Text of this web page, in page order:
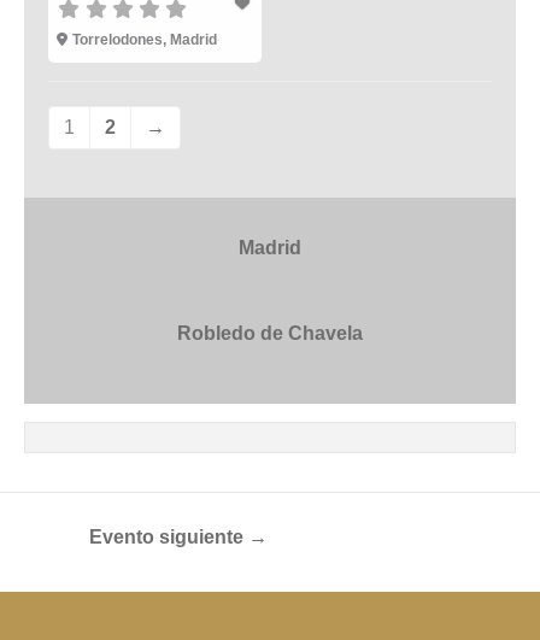
Torrelodones, Madrid
1 2 →
Madrid
Robledo de Chavela
Evento siguiente →